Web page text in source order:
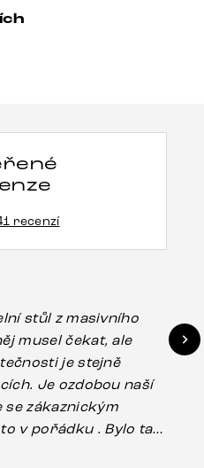
recenzí
stůl z masivního
musel čekat, ale
je stejně
se zákaznickým
v pořádku . Bylo tam
stolu, které mohlo